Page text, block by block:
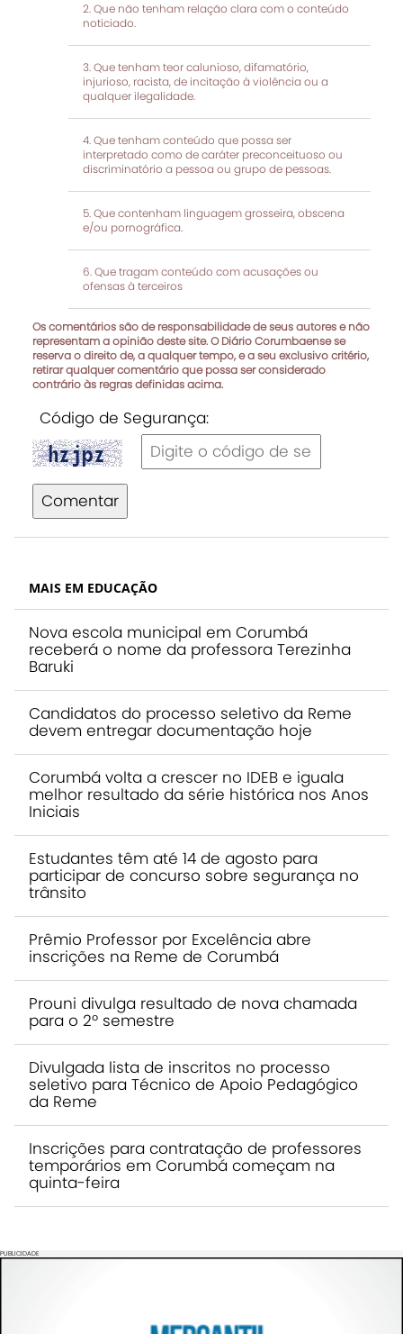
Que não tenham relação clara com o conteúdo
noticiado.
Que tenham teor calunioso, difamatório,
injurioso, racista, de incitação à violência ou a
qualquer ilegalidade.
Que tenham conteúdo que possa ser
interpretado como de caráter preconceituoso ou
discriminatório a pessoa ou grupo de pessoas.
Que contenham linguagem grosseira, obscena
e/ou pornográfica.
Que tragam conteúdo com acusações ou
ofensas à terceiros
Os comentários são de responsabilidade de seus autores e não
representam a opinião deste site. O Diário Corumbaense se
reserva o direito de, a qualquer tempo, e a seu exclusivo critério,
retirar qualquer comentário que possa ser considerado
contrário às regras definidas acima.
Código de Segurança:
Comentar
MAIS EM EDUCAÇÃO
Nova escola municipal em Corumbá
receberá o nome da professora Terezinha
Baruki
Candidatos do processo seletivo da Reme
devem entregar documentação hoje
Corumbá volta a crescer no IDEB e iguala
melhor resultado da série histórica nos Anos
Iniciais
Estudantes têm até 14 de agosto para
participar de concurso sobre segurança no
trânsito
Prêmio Professor por Excelência abre
inscrições na Reme de Corumbá
Prouni divulga resultado de nova chamada
para o 2º semestre
Divulgada lista de inscritos no processo
seletivo para Técnico de Apoio Pedagógico
da Reme
Inscrições para contratação de professores
temporários em Corumbá começam na
quinta-feira
PUBLICIDADE